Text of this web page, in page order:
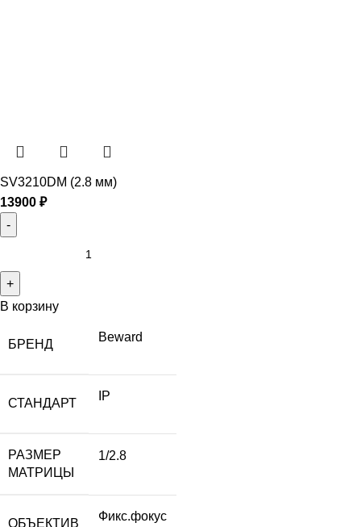
SV3210DM (2.8 мм)
13900 ₽
В корзину
БРЕНД
Beward
СТАНДАРТ
IP
РАЗМЕР
МАТРИЦЫ
1/2.8
ОБЪЕКТИВ
Фикс.фокус